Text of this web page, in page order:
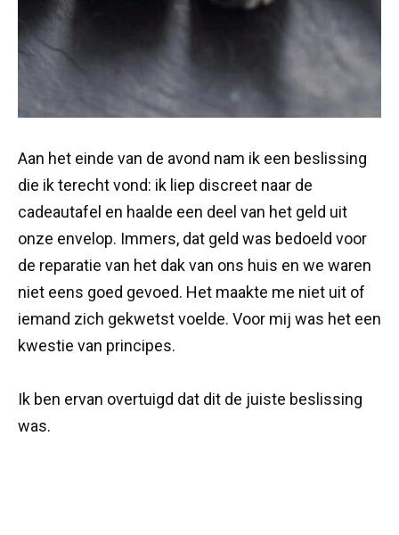
Aan het einde van de avond nam ik een beslissing
die ik terecht vond: ik liep discreet naar de
cadeautafel en haalde een deel van het geld uit
onze envelop. Immers, dat geld was bedoeld voor
de reparatie van het dak van ons huis en we waren
niet eens goed gevoed. Het maakte me niet uit of
iemand zich gekwetst voelde. Voor mij was het een
kwestie van principes.
Ik ben ervan overtuigd dat dit de juiste beslissing
was.